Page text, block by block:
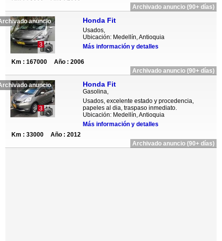
Archivado anuncio (90+ días)
anuncio
3
Honda Fit
Usados,
Ubicación: Medellín, Antioquia
Más información y detalles
Km : 167000
Año : 2006
Archivado anuncio (90+ días)
anuncio
3
Honda Fit
Gasolina,
Usados, excelente estado y procedencia,
papeles al dia, traspaso inmediato.
Ubicación: Medellín, Antioquia
Más información y detalles
Km : 33000
Año : 2012
Archivado anuncio (90+ días)